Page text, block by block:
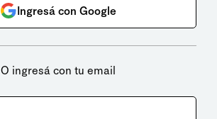
Ingresá con Google
O ingresá con tu email